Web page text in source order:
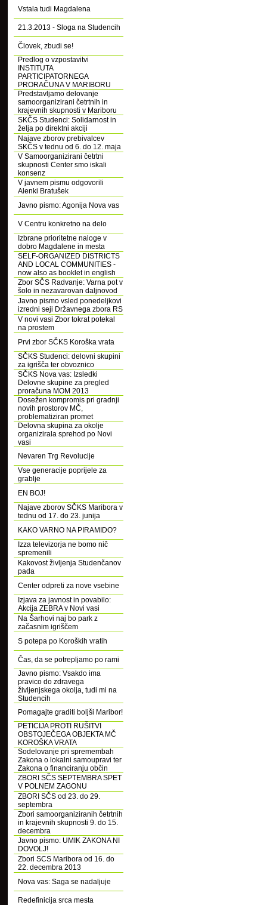
Vstala tudi Magdalena
21.3.2013 - Sloga na Studencih
Človek, zbudi se!
Predlog o vzpostavitvi
INSTITUTA
PARTICIPATORNEGA
PRORAČUNA V MARIBORU
Predstavljamo delovanje
samoorganizirani četrtnih in
krajevnih skupnosti v Mariboru
SKČS Studenci: Solidarnost in
želja po direktni akciji
Najave zborov prebivalcev
SKČS v tednu od 6. do 12. maja
V Samoorganizirani četrtni
skupnosti Center smo iskali
konsenz
V javnem pismu odgovorili
Alenki Bratušek
Javno pismo: Agonija Nova vas
V Centru konkretno na delo
Izbrane prioritetne naloge v
dobro Magdalene in mesta
SELF-ORGANIZED DISTRICTS
AND LOCAL COMMUNITIES -
now also as booklet in english
Zbor SČS Radvanje: Varna pot v
šolo in nezavarovan daljnovod
Javno pismo vsled ponedeljkovi
izredni seji Državnega zbora RS
V novi vasi Zbor tokrat potekal
na prostem
Prvi zbor SČKS Koroška vrata
SČKS Studenci: delovni skupini
za igrišča ter obvoznico
SČKS Nova vas: Izsledki
Delovne skupine za pregled
proračuna MOM 2013
Dosežen kompromis pri gradnji
novih prostorov MČ,
problematiziran promet
Delovna skupina za okolje
organizirala sprehod po Novi
vasi
Nevaren Trg Revolucije
Vse generacije poprijele za
grablje
EN BOJ!
Najave zborov SČKS Maribora v
tednu od 17. do 23. junija
KAKO VARNO NA PIRAMIDO?
Izza televizorja ne bomo nič
spremenili
Kakovost življenja Studenčanov
pada
Center odpreti za nove vsebine
Izjava za javnost in povabilo:
Akcija ZEBRA v Novi vasi
Na Šarhovi naj bo park z
začasnim igriščem
S potepa po Koroških vratih
Čas, da se potrepljamo po rami
Javno pismo: Vsakdo ima
pravico do zdravega
življenjskega okolja, tudi mi na
Studencih
Pomagajte graditi boljši Maribor!
PETICIJA PROTI RUŠITVI
OBSTOJEČEGA OBJEKTA MČ
KOROŠKA VRATA
Sodelovanje pri spremembah
Zakona o lokalni samoupravi ter
Zakona o financiranju občin
ZBORI SČS SEPTEMBRA SPET
V POLNEM ZAGONU
ZBORI SČS od 23. do 29.
septembra
Zbori samoorganiziranih četrtnih
in krajevnih skupnosti 9. do 15.
decembra
Javno pismo: UMIK ZAKONA NI
DOVOLJ!
Zbori SCS Maribora od 16. do
22. decembra 2013
Nova vas: Saga se nadaljuje
Redefinicija srca mesta